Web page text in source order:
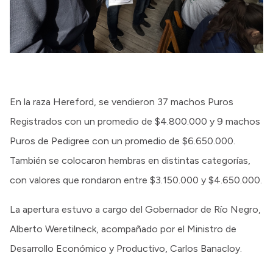
En la raza Hereford, se vendieron 37 machos Puros
Registrados con un promedio de $4.800.000 y 9 machos
Puros de Pedigree con un promedio de $6.650.000.
También se colocaron hembras en distintas categorías,
con valores que rondaron entre $3.150.000 y $4.650.000.
La apertura estuvo a cargo del Gobernador de Río Negro,
Alberto Weretilneck, acompañado por el Ministro de
Desarrollo Económico y Productivo, Carlos Banacloy.